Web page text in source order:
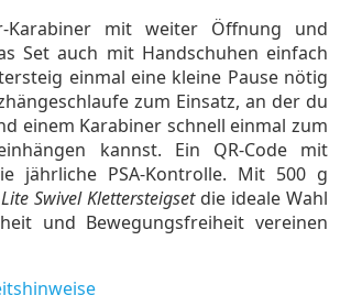
Karabiner mit weiter Öffnung und
Set auch mit Handschuhen einfach
einmal eine kleine Pause nötig
zum Einsatz, an der du
einem Karabiner schnell einmal zum
kannst. Ein QR-Code mit
jährliche PSA-Kontrolle. Mit 500 g
Swivel Klettersteigsetdie ideale Wahl
und Bewegungsfreiheit vereinen